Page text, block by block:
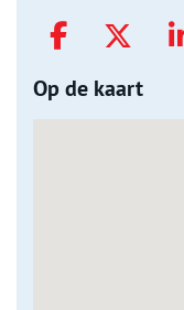
Op de kaart